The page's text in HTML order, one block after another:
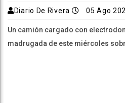
Diario De Rivera 05 Ago
Un camión cargado con
madrugada de este miércoles